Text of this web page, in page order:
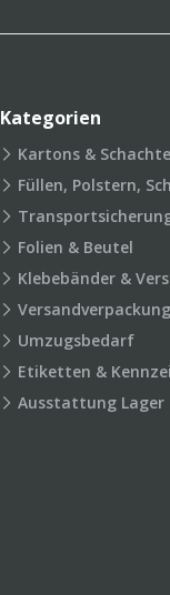
Kategorien
Kartons &
Füllen, Polstern,
Folien & Beutel
Klebebänder &
Umzugsbedarf
Etiketten &
Ausstattung Lager